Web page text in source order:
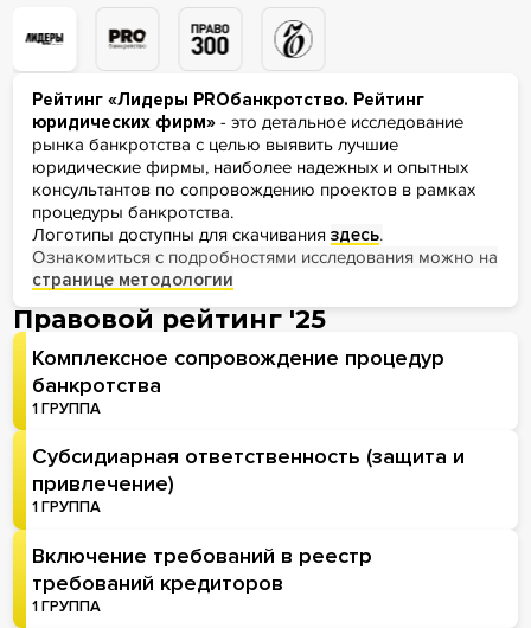
Рейтинг «Лидеры PROбанкротство. Рейтинг
юридических фирм»- это детальное исследование
рынка банкротства с целью выявить лучшие
юридические фирмы, наиболее надежных и опытных
консультантов по сопровождению проектов в рамках
процедуры банкротства.
Логотипы доступны для скачивания здесь.
Ознакомиться с подробностями исследования можно на
странице методологии
Правовой рейтинг '25
Комплексное сопровождение процедур
банкротства
1 ГРУППА
Субсидиарная ответственность (защита и
привлечение)
1 ГРУППА
Включение требований в реестр
требований кредиторов
1 ГРУППА